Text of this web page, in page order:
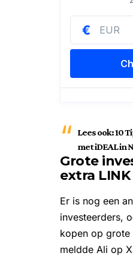
Lees ook:10
met iDEAL in
Grote
extra LINK
Er is nog een
investeerders,
kopen op grote
meldde Ali op